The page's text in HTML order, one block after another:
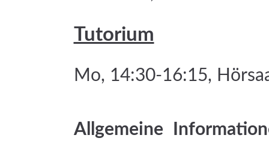
Tutorium
Mo, 14:30-16:15,
Allgemeine